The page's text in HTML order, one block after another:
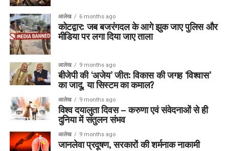
आलेख 6 months ago
कोटद्वार: जब बजरंगदल के आगे झुक जाए पुलिस और
मीडिया पर लगा दिया जाए ताला
आलेख 9 months ago
बीजेपी की ‘अजेय’ जीत: विकास की जगह ‘विश्वास’
का जादू, या सिस्टम का कमाल?
आलेख 9 months ago
विश्व दयालुता दिवस – करुणा एवं संवेदनाओं से ही
दुनिया में संतुलन संभव
आलेख 9 months ago
जानलेवा प्रदूषण, सरकारों की शर्मनाक नाकामी